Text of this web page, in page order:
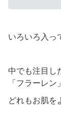
いろいろ入っ
中でも注目し
「フラーレン」
どれもお肌を